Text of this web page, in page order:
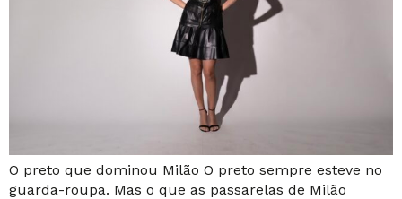
O preto que dominou Milão O preto sempre esteve no
guarda-roupa. Mas o que as passarelas de Milão